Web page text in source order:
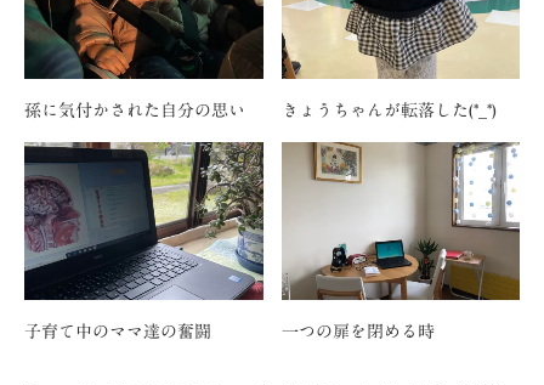
孫に気付かされた自分の思い きょうちゃんが転落した(*_*)
子育て中のママ達の奮闘 一つの扉を閉める時